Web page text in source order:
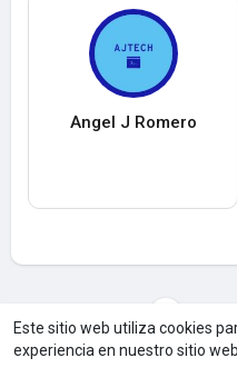
Este sitio web utiliza cookies
experiencia en nuestro sitio web.
Angel J Romero